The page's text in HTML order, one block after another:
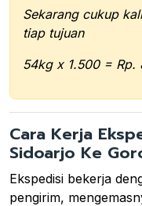
Sekarang cukup
tiap tujuan
54kg x 1.500 = Rp.
Cara Kerja
Sidoarjo Ke
Ekspedisi bekerja
pengirim,